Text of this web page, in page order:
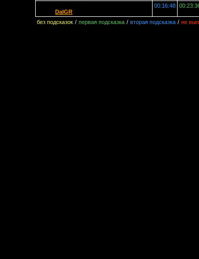
DaIGR
00:16:48
без подсказок / первая подсказка / вторая подсказка / не